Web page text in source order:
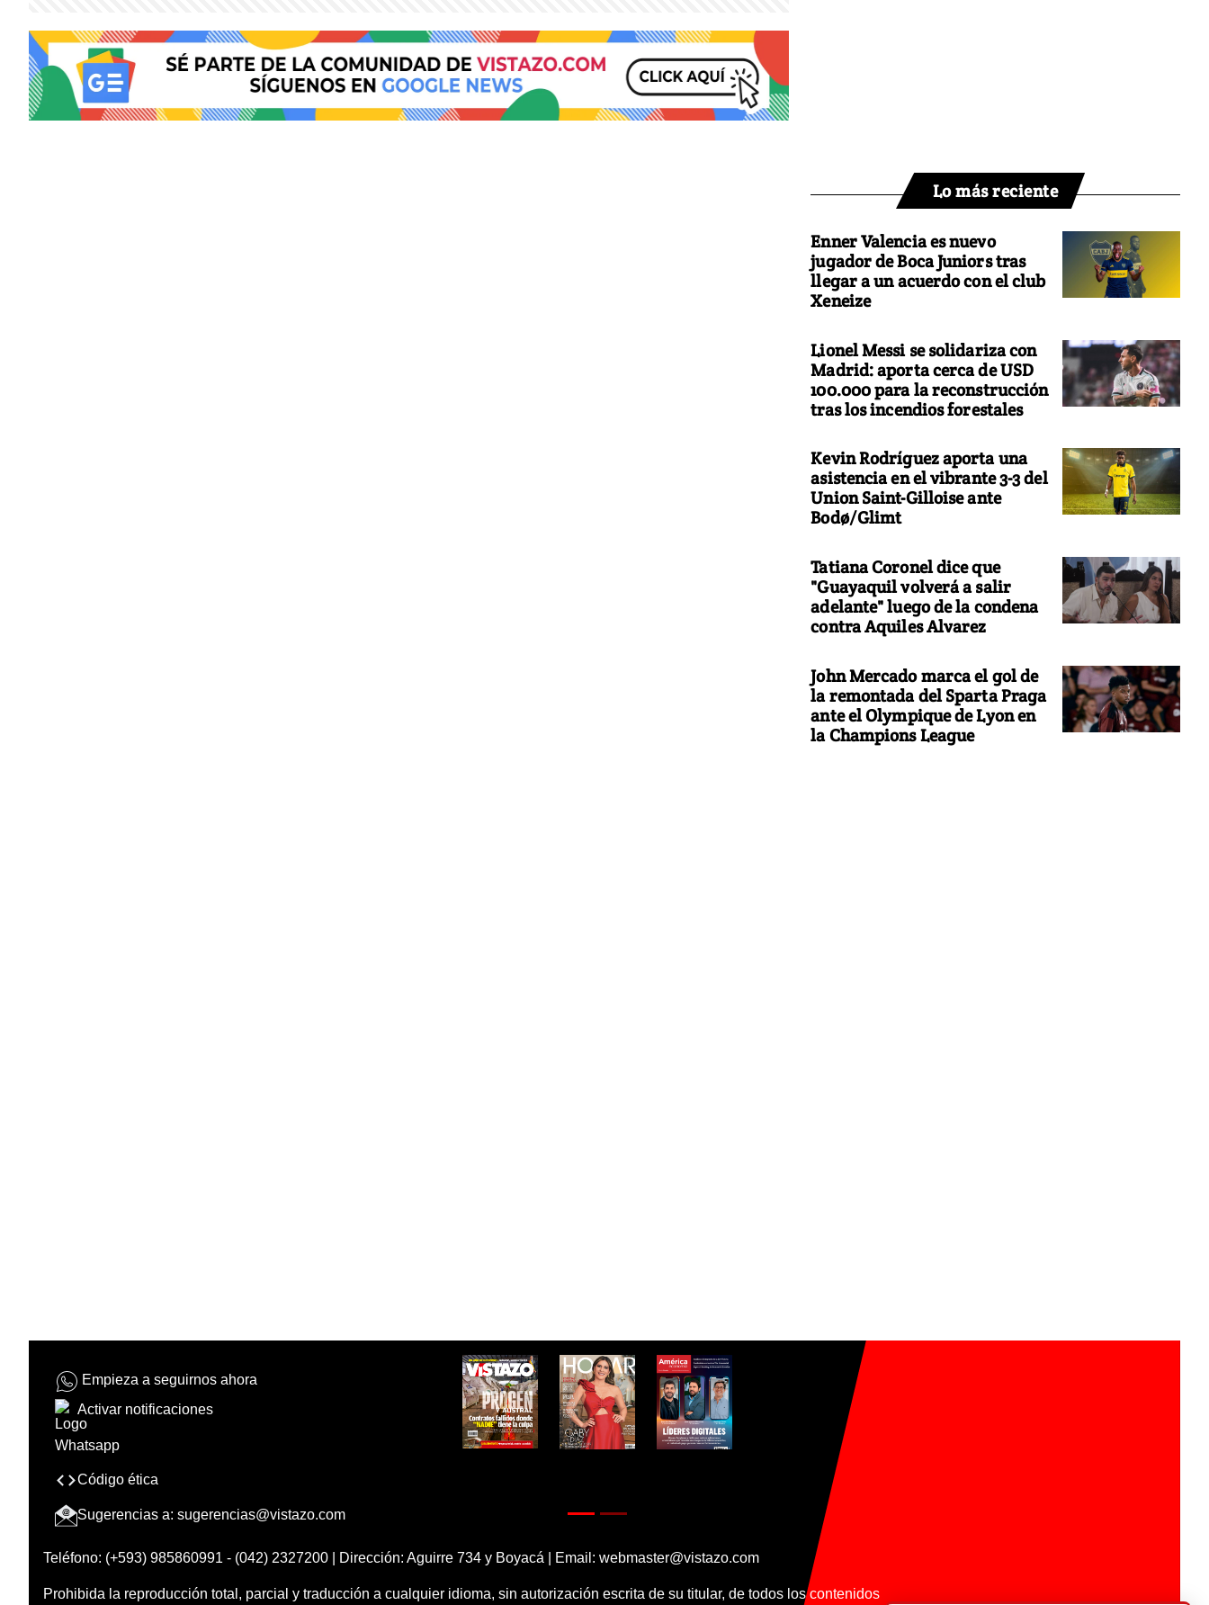
Lo más reciente
Enner Valencia es nuevo
jugador de Boca Juniors tras
llegar a un acuerdo con el club
Xeneize
Lionel Messi se solidariza con
Madrid: aporta cerca de USD
100.000 para la reconstrucción
tras los incendios forestales
Kevin Rodríguez aporta una
asistencia en el vibrante 3-3 del
Union Saint-Gilloise ante
Bodø/Glimt
Tatiana Coronel dice que
"Guayaquil volverá a salir
adelante" luego de la condena
contra Aquiles Alvarez
John Mercado marca el gol de
la remontada del Sparta Praga
ante el Olympique de Lyon en
la Champions League
Empieza a seguirnos ahora
Activar notificaciones
Código ética
Sugerencias a: sugerencias@vistazo.com
Teléfono: (+593) 985860991 - (042) 2327200 | Dirección: Aguirre 734 y Boyacá | Email: webmaster@vistazo.com
Prohibida la reproducción total, parcial y traducción a cualquier idioma, sin autorización escrita de su titular, de todos los contenidos